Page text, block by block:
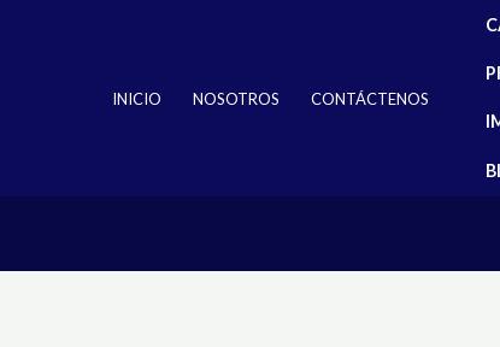
INICIO NOSOTROS CONTÁCTENOS